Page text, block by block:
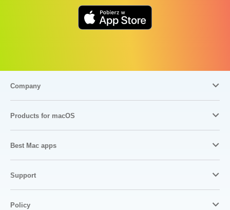
Company
Products for macOS
Best Mac apps
Support
Policy